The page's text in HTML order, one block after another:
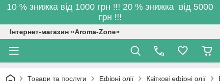
10 % знижка від 1000 грн !!! 20 % знижка від 5000
грн !!!
Інтернет-магазин «Aroma-Zone»
Товари та послуги Ефірні олії Квіткові ефірні олії